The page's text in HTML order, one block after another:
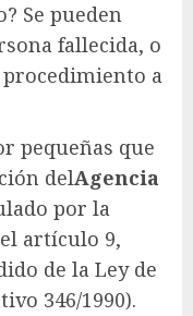
Se pueden
fallecida, o
a
pequeñas que
delAgencia
por la
artículo 9,
de la Ley de
346/1990).